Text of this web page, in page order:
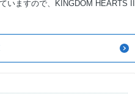
いますので、KINGDOM HEARTS II